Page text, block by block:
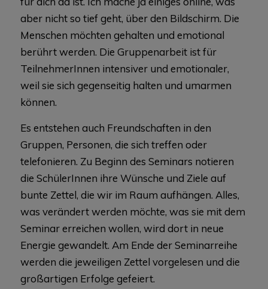
aber nicht so tief geht, über den Bildschirm. Die
Menschen möchten gehalten und emotional
berührt werden. Die Gruppenarbeit ist für
TeilnehmerInnen intensiver und emotionaler,
weil sie sich gegenseitig halten und umarmen
können.
Es entstehen auch Freundschaften in den
Gruppen, Personen, die sich treffen oder
telefonieren. Zu Beginn des Seminars notieren
die SchülerInnen ihre Wünsche und Ziele auf
bunte Zettel, die wir im Raum aufhängen. Alles,
was verändert werden möchte, was sie mit dem
Seminar erreichen wollen, wird dort in neue
Energie gewandelt. Am Ende der Seminarreihe
werden die jeweiligen Zettel vorgelesen und die
großartigen Erfolge gefeiert.